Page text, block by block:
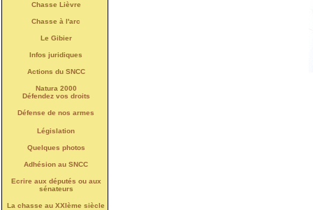
Chasse Lièvre
Chasse à l'arc
Le Gibier
Infos juridiques
Actions du SNCC
Natura 2000
Défendez vos droits
Défense de nos armes
Législation
Quelques photos
Adhésion au SNCC
Ecrire aux députés ou aux
sénateurs
La chasse au XXIème siècle